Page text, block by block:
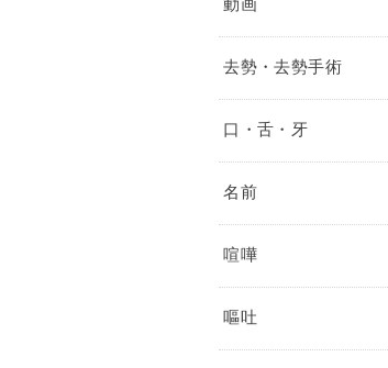
動画
去勢・去勢手術
口・舌・牙
名前
喧嘩
嘔吐